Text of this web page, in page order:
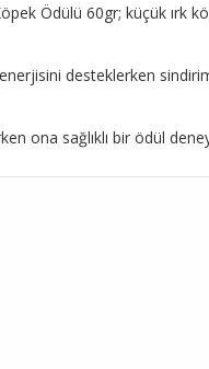
Ödülü 60gr; küçük ırk
desteklerken
ona sağlıklı bir ödül